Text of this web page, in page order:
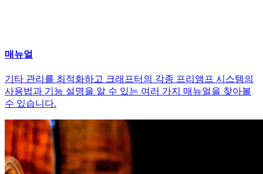
매뉴얼
기타 관리를 최적화하고 크래프터의 각종 프리앰프 시스템의
사용법과 기능 설명을 알 수 있는 여러 가지 매뉴얼을 찾아볼
수 있습니다.